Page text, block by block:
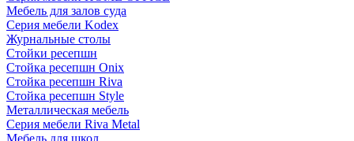
Мебель для залов суда
Серия мебели Kodex
Журнальные столы
Стойки ресепшн
Стойка ресепшн Onix
Стойка ресепшн Riva
Стойка ресепшн Style
Металлическая мебель
Серия мебели Riva Metal
Мебель для школ